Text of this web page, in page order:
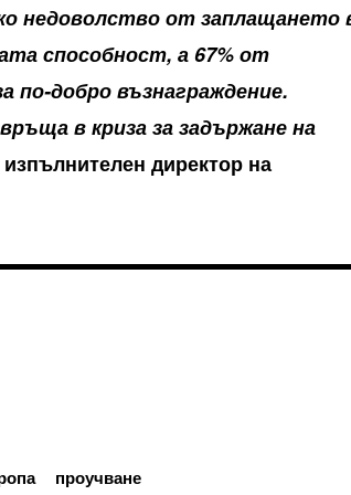
недоволство от заплащането
способност, а 67% от
по-добро възнаграждение.
в криза за задържане на
директор на
проучване